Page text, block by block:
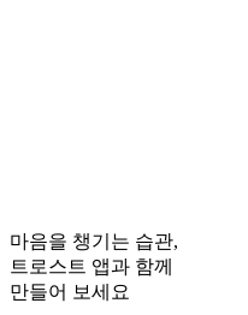
마음을 챙기는 습관,
트로스트 앱과 함께
만들어 보세요